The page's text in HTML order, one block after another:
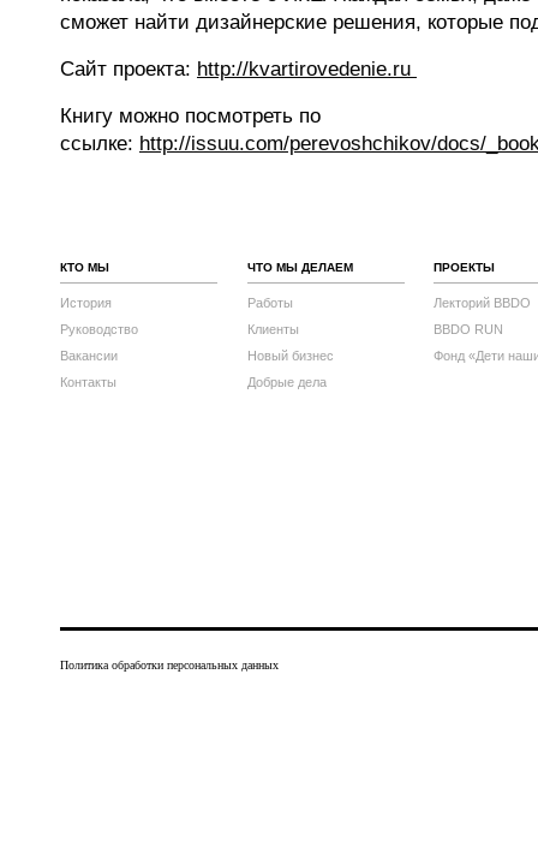
сможет найти дизайнерские решения, которые
Сайт проекта: http://kvartirovedenie.ru
Книгу можно посмотреть по
ссылке: http://issuu.com/perevoshchikov/docs/
КТО МЫ
История
Руководство
Вакансии
Контакты
ЧТО МЫ ДЕЛАЕМ
Работы
Клиенты
Новый бизнес
Добрые дела
ПРОЕКТЫ
Лекторий BBDO
BBDO RUN
Фонд «Дети
Политика обработки персональных данных